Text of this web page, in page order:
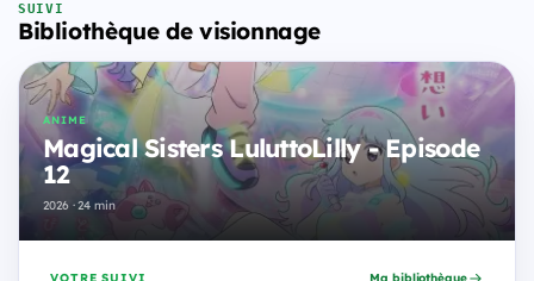
SUIVI
Bibliothèque de visionnage
ANIME
Magical Sisters LuluttoLilly - Episode
12
2026 · 24 min